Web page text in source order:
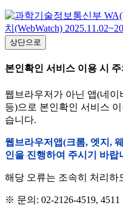
상단으로
본인확인 서비스 이용 시
웹브라우저가 아닌 앱(네
등)으로 본인확인 서비스
습니다.
웹브라우저앱(크롬, 엣지,
인을 진행하여 주시기 바랍
해당 오류는 조속히 처리하
※ 문의: 02-2126-4519, 4511